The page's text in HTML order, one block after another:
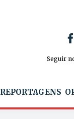
Seguir
REPORTAGENS